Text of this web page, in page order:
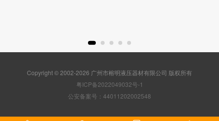
Copyright © 2002-2026 广州市榕明液压器材有限公司 版权所有
粤ICP备2022049032号-1
公安备案号：44011202002548